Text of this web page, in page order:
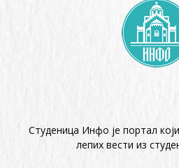
Студеница Инфо је портал
лепих вести из